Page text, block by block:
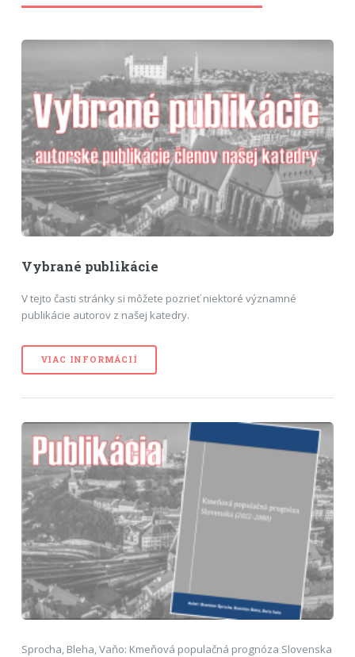
Vybrané publikácie
V tejto časti stránky si môžete pozrieť niektoré významné
publikácie autorov z našej katedry.
VIAC INFORMÁCIÍ
Sprocha, Bleha, Vaňo: Kmeňová populačná prognóza Slovenska